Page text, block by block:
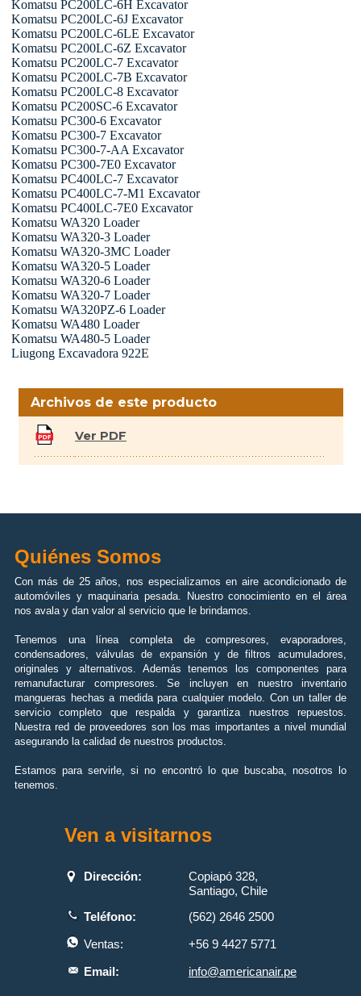
Komatsu PC200LC-6H Excavator
Komatsu PC200LC-6J Excavator
Komatsu PC200LC-6LE Excavator
Komatsu PC200LC-6Z Excavator
Komatsu PC200LC-7 Excavator
Komatsu PC200LC-7B Excavator
Komatsu PC200LC-8 Excavator
Komatsu PC200SC-6 Excavator
Komatsu PC300-6 Excavator
Komatsu PC300-7 Excavator
Komatsu PC300-7-AA Excavator
Komatsu PC300-7E0 Excavator
Komatsu PC400LC-7 Excavator
Komatsu PC400LC-7-M1 Excavator
Komatsu PC400LC-7E0 Excavator
Komatsu WA320 Loader
Komatsu WA320-3 Loader
Komatsu WA320-3MC Loader
Komatsu WA320-5 Loader
Komatsu WA320-6 Loader
Komatsu WA320-7 Loader
Komatsu WA320PZ-6 Loader
Komatsu WA480 Loader
Komatsu WA480-5 Loader
Liugong Excavadora 922E
Archivos de este producto
Ver PDF
Quiénes Somos
Con más de 25 años, nos especializamos en aire acondicionado de
automóviles y maquinaria pesada. Nuestro conocimiento en el área
nos avala y dan valor al servicio que le brindamos.
Tenemos una línea completa de compresores, evaporadores,
condensadores, válvulas de expansión y de filtros acumuladores,
originales y alternativos. Además tenemos los componentes para
remanufacturar compresores. Se incluyen en nuestro inventario
mangueras hechas a medida para cualquier modelo. Con un taller de
servicio completo que respalda y garantiza nuestros repuestos.
Nuestra red de proveedores son los mas importantes a nivel mundial
asegurando la calidad de nuestros productos.
Estamos para servirle, si no encontró lo que buscaba, nosotros lo
tenemos.
Ven a visitarnos
Dirección:
Copiapó 328,
Santiago, Chile
Teléfono:
(562) 2646 2500
Ventas: +56 9 4427 5771
Email: info@americanair.pe